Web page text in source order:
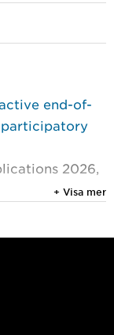
end-of-
2026,
in northern
+ Visa mer